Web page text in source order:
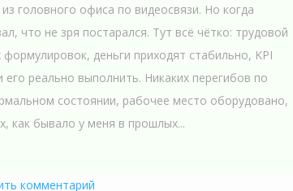
головного офиса по видеосвязи. Но когда
что не зря постарался. Тут всё чётко: трудовой
деньги приходят стабильно, KPI
его реально выполнить. Никаких перегибов по
состоянии, рабочее место оборудовано,
как бывало у меня в прошлых...
комментарий